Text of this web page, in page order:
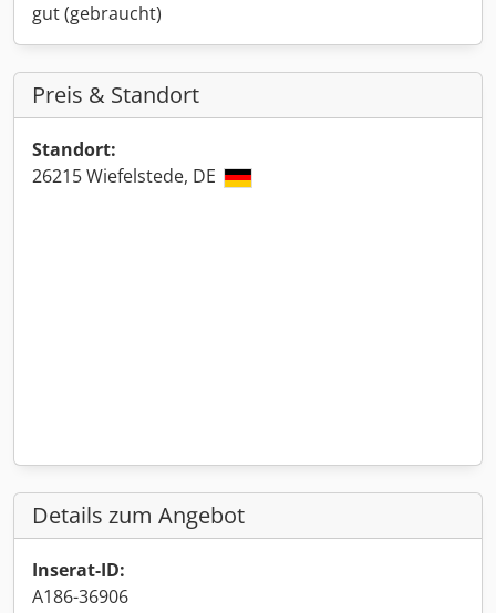
gut (gebraucht)
Preis & Standort
Standort:
26215 Wiefelstede, DE
Details zum Angebot
Inserat-ID:
A186-36906